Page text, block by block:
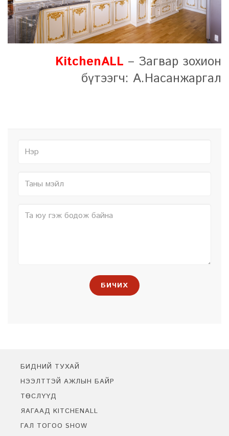
KitchenALL – Загвар зохион
бүтээгч: А.Насанжаргал
БИЧИХ
БИДНИЙ ТУХАЙ
НЭЭЛТТЭЙ АЖЛЫН БАЙР
ТӨСЛҮҮД
ЯАГААД KITCHENALL
ГАЛ ТОГОО SHOW